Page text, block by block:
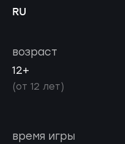
RU
возраст
12+
(от 12 лет)
время игры